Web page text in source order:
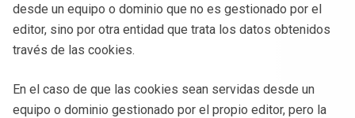
desde un equipo o dominio que no es gestionado por el
editor, sino por otra entidad que trata los datos obtenidos
través de las cookies.
En el caso de que las cookies sean servidas desde un
equipo o dominio gestionado por el propio editor, pero la